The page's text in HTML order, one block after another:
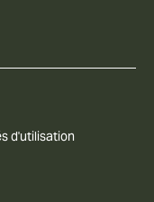
d'utilisation